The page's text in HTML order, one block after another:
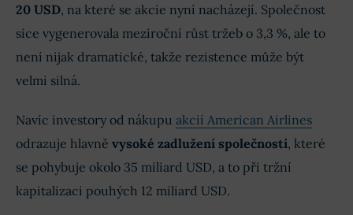
20 USD, na které se akcie nyní nacházejí. Společnost
sice vygenerovala meziroční růst tržeb o 3,3 %, ale to
není nijak dramatické, takže rezistence může být
velmi silná.
Navíc investory od nákupu akcií American Airlines
odrazuje hlavně vysoké zadlužení společnosti, které
se pohybuje okolo 35 miliard USD, a to při tržní
kapitalizaci pouhých 12 miliard USD.